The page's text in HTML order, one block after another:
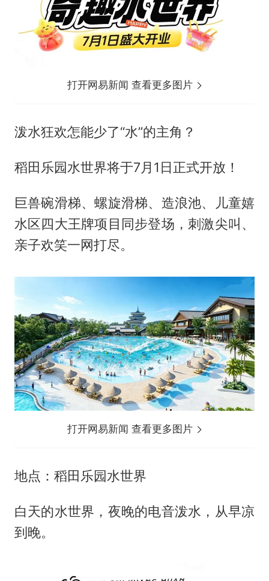
打开网易新闻 查看更多图片
泼水狂欢怎能少了“水”的主角？
稻田乐园水世界将于7月1日正式开放！
巨兽碗滑梯、螺旋滑梯、造浪池、儿童嬉
水区四大王牌项目同步登场，刺激尖叫、
亲子欢笑一网打尽。
打开网易新闻 查看更多图片
地点：稻田乐园水世界
白天的水世界，夜晚的电音泼水，从早凉
到晚。